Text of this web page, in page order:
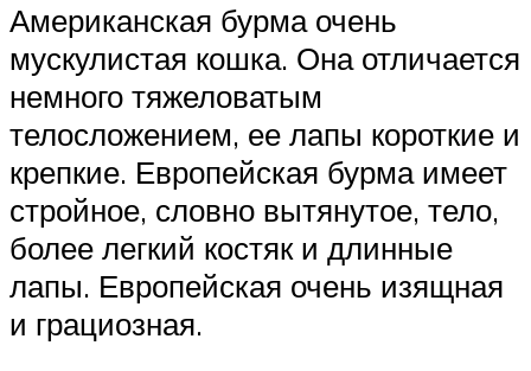
Американская бурма очень
мускулистая кошка. Она отличается
немного тяжеловатым
телосложением, ее лапы короткие и
крепкие. Европейская бурма имеет
стройное, словно вытянутое, тело,
более легкий костяк и длинные
лапы. Европейская очень изящная
и грациозная.